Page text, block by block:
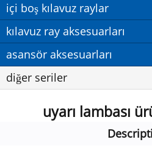
içi boş kılavuz raylar
kılavuz ray aksesuarları
asansör aksesuarları
diğer seriler
uyarı lambası